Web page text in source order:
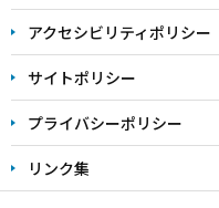
アクセシビリティポリシー
サイトポリシー
プライバシーポリシー
リンク集